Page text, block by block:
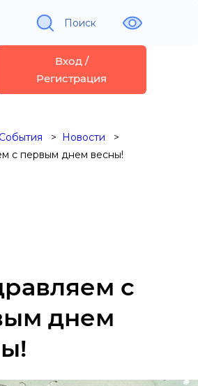
Поиск
Вход /
Регистрация
События
Новости
с первым днем весны!
с
днем